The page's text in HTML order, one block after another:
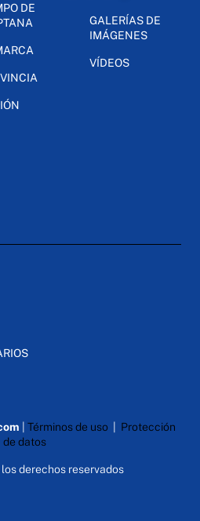
DE
GALERÍAS DE
IMÁGENES
VÍDEOS
| Términos de uso| Protección
de datos
derechos reservados